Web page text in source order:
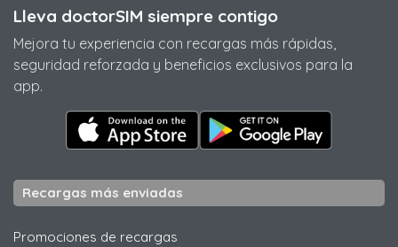
Lleva doctorSIM siempre contigo
Mejora tu experiencia con recargas más rápidas,
seguridad reforzada y beneficios exclusivos para la
app.
Recargas más enviadas
Promociones de recargas